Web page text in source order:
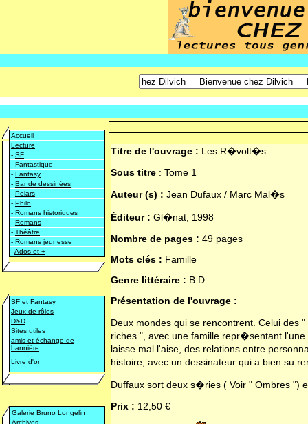
Accueil
Lecture
- SF
- Fantastique
- Fantasy
- Bande dessinées
- Polars
- Philo
- Romans historiques
- Romans
- Théâtre
- Romans jeunesse
-Ados et +
SF et Fantasy
Jeux de rôles
D&D
Sites utiles
amis et échange de
bannière
Livre d'or
Galerie Bruno Longelin
Archives
Titre de l'ouvrage : Les R�volt�s
Sous titre : Tome 1
Auteur (s) : Jean Dufaux / Marc Mal�s
Éditeur : Gl�nat, 1998
Nombre de pages : 49 pages
Mots clés : Famille
Genre littéraire : B.D.
Présentation de l'ouvrage :
Deux mondes qui se rencontrent. Celui
riches ", avec une famille repr�sentant
laisse mal l'aise, des relations entre
histoire, avec un dessinateur qui a bien su
Duffaux sort deux s�ries ( Voir " Ombres ")
Prix : 12,50 €